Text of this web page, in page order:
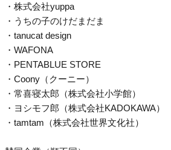
・株式会社yuppa
・うちの子のけだまだま
・tanucat design
・WAFONA
・PENTABLUE STORE
・Coony（クーニー）
・常喜寝太郎（株式会社小学館）
・ヨシモフ郎（株式会社KADOKAWA）
・tamtam（株式会社世界文化社）